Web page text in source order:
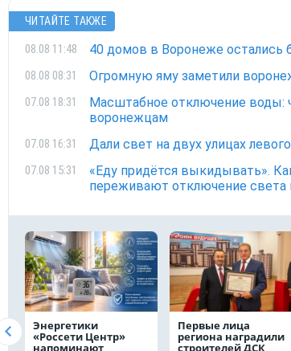
ЧИТАЙТЕ ТАКЖЕ
08.08 11:48 40 домов в Воронеже остались
08.08 08:31 Огромную яму заметили
07.08 18:31
Масштабное отключение воды:
воронежцам
07.08 16:31 Дали свет на двух улицах
07.08 15:31
«Еду придётся выкидывать».
переживают отключение света
Энергетики
«Россети Центр»
напоминают
Первые лица
региона наградили
строителей ДСК